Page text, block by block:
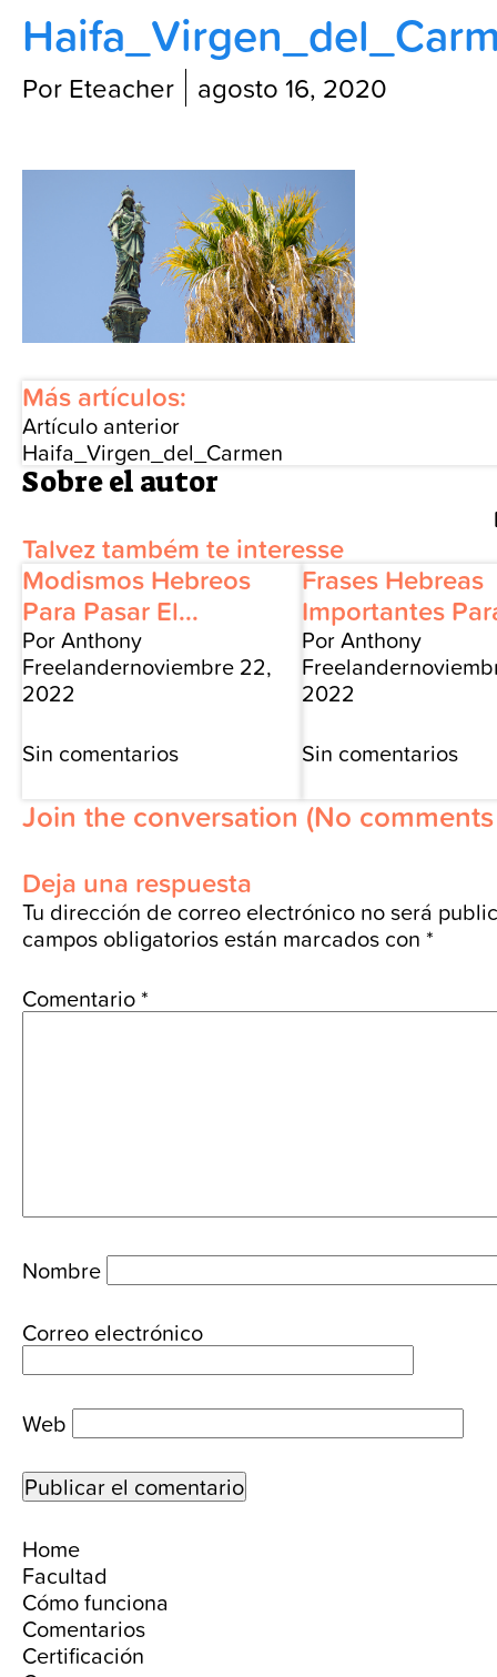
Blog
Por Eteacher agosto 16, 2020
Más artículos:
Artículo anterior
Haifa_Virgen_del_Carmen
Sobre el autor
Talvez também te interesse
Modismos Hebreos
Para Pasar El...
Por Anthony
Freelandernoviembre 22,
2022
Sin comentarios
Frases Hebreas
Importantes
Por Anthony
Freelander
2022
Sin comentarios
Join the conversation (No
Deja una respuesta
Tu dirección de correo electrónico no será
campos obligatorios están marcados con *
Comentario *
Nombre
Correo electrónico
Web
Home
Facultad
Cómo funciona
Comentarios
Certificación